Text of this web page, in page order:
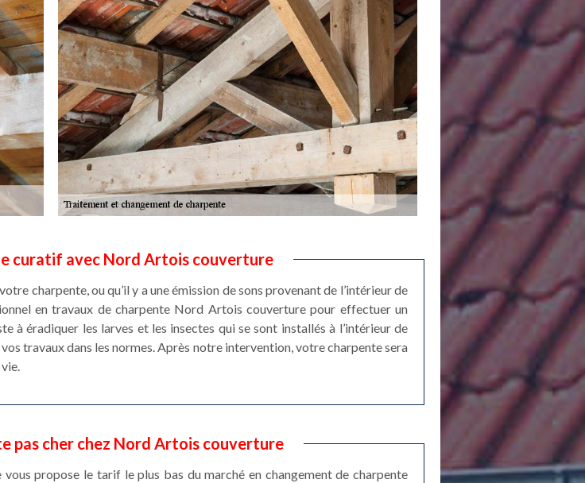
curatif avec Nord Artois couverture
charpente, ou qu’il y a une émission de sons provenant de l’intérieur de
en travaux de charpente Nord Artois couverture pour effectuer un
éradiquer les larves et les insectes qui se sont installés à l’intérieur de
travaux dans les normes. Après notre intervention, votre charpente sera
pas cher chez Nord Artois couverture
propose le tarif le plus bas du marché en changement de charpente